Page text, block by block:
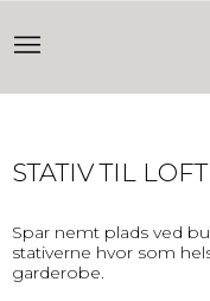
STATIV TIL LOFT
Spar nemt plads ved
stativerne hvor som
garderobe.